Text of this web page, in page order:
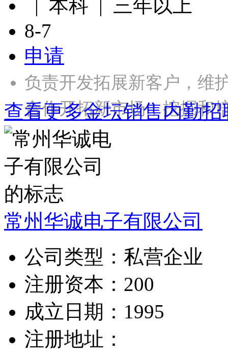
| 本科 | 三年以上
8-7
申请
负责开发拓展新客户，维
合作开拓新市场，挖掘
查看更多金坛销售内勤招
常州华诚电子有限公司
公司类型： 私营企业
注册资本： 200
成立日期： 1995
注册地址：